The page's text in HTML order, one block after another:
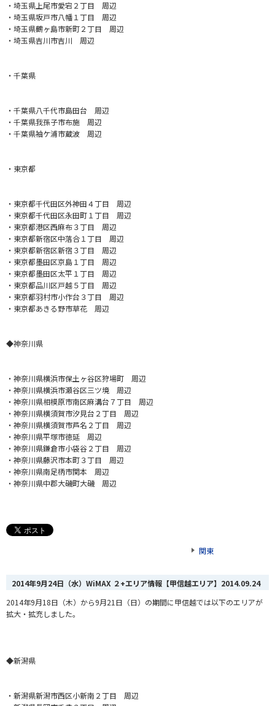
・埼玉県上尾市愛宕２丁目 周辺
・埼玉県坂戸市八幡１丁目 周辺
・埼玉県鶴ヶ島市新町２丁目 周辺
・埼玉県吉川市吉川 周辺
・千葉県
・千葉県八千代市島田台 周辺
・千葉県我孫子市布施 周辺
・千葉県袖ケ浦市蔵波 周辺
・東京都
・東京都千代田区外神田４丁目 周辺
・東京都千代田区永田町１丁目 周辺
・東京都港区西麻布３丁目 周辺
・東京都新宿区中落合１丁目 周辺
・東京都新宿区新宿３丁目 周辺
・東京都墨田区京島１丁目 周辺
・東京都墨田区太平１丁目 周辺
・東京都品川区戸越５丁目 周辺
・東京都羽村市小作台３丁目 周辺
・東京都あきる野市草花 周辺
◆神奈川県
・神奈川県横浜市保土ヶ谷区狩場町 周辺
・神奈川県横浜市瀬谷区三ツ境 周辺
・神奈川県相模原市南区麻溝台７丁目 周辺
・神奈川県横須賀市汐見台２丁目 周辺
・神奈川県横須賀市芦名２丁目 周辺
・神奈川県平塚市徳延 周辺
・神奈川県鎌倉市小袋谷２丁目 周辺
・神奈川県藤沢市本町３丁目 周辺
・神奈川県南足柄市関本 周辺
・神奈川県中郡大磯町大磯 周辺
関東
2014年9月24日（水）WiMAX ２+エリア情報【甲信越エリア】 2014.09.24
2014年9月18日（木）から9月21日（日）の期間に甲信越では以下のエリアが
拡大・拡充しました。
◆新潟県
・新潟県新潟市西区小新南２丁目 周辺